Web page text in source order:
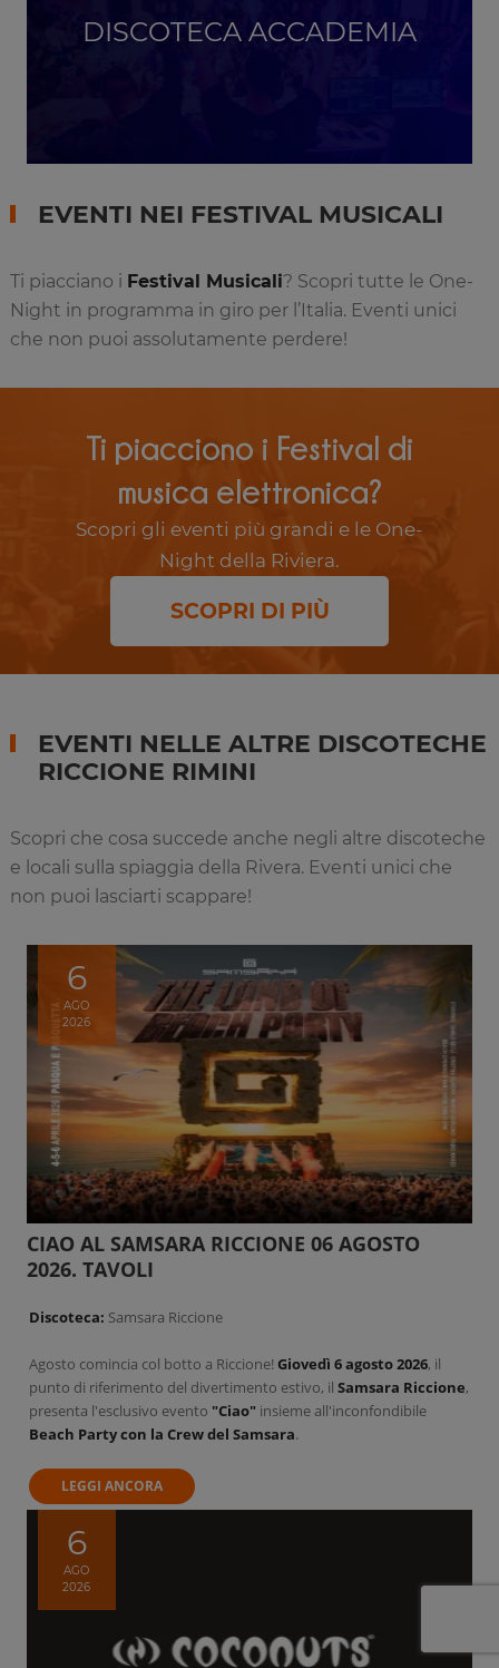
DISCOTECA ACCADEMIA
EVENTI NEI FESTIVAL MUSICALI
Ti piacciano i Festival Musicali? Scopri tutte le One-
Night in programma in giro per l’Italia. Eventi unici
che non puoi assolutamente perdere!
Ti piacciono i Festival di
musica elettronica?
Scopri gli eventi più grandi e le One-
Night della Riviera.
SCOPRI DI PIÙ
EVENTI NELLE ALTRE DISCOTECHE
RICCIONE RIMINI
Scopri che cosa succede anche negli altre discoteche
e locali sulla spiaggia della Rivera. Eventi unici che
non puoi lasciarti scappare!
6
AGO
2026
CIAO AL SAMSARA RICCIONE 06 AGOSTO
2026. TAVOLI
Discoteca: Samsara Riccione
Agosto comincia col botto a Riccione!Giovedì 6 agosto 2026, il
punto di riferimento del divertimento estivo, il Samsara Riccione,
presenta l'esclusivo evento "Ciao"insieme all'inconfondibile
Beach Party con la Crew del Samsara.
LEGGI ANCORA
6
AGO
2026